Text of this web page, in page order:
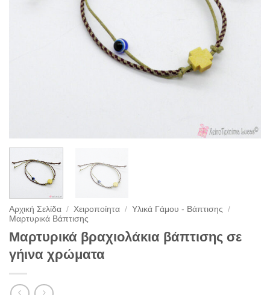
Αρχική Σελίδα / Χειροποίητα / Υλικά Γάμου - Βάπτισης
/
Μαρτυρικά Βάπτισης
Μαρτυρικά βραχιολάκια βάπτισης σε
γήινα χρώματα